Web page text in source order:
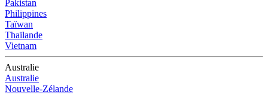
Pakistan
Philippines
Taïwan
Thaïlande
Vietnam
Australie
Australie
Nouvelle-Zélande